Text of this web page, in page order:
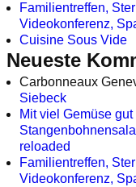
Familientreffen,
Videokonferenz,
Cuisine Sous Vide
Neueste
Carbonneaux
Siebeck
Mit viel Gemüse
reloaded
Familientreffen,
Videokonferenz,